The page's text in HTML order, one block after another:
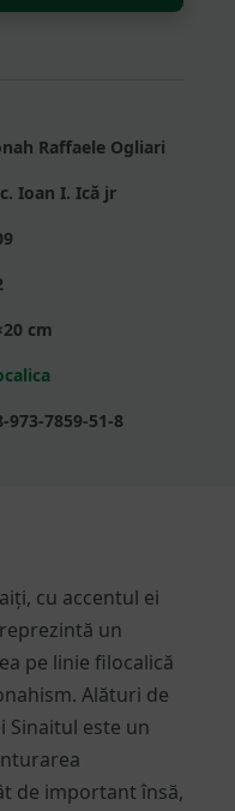
Raffaele Ogliari
Ioan I. Ică jr
cm
973-7859-51-8
cu accentul ei
un
pe linie filocalică
Alături de
Sinaitul este un
de important însă,